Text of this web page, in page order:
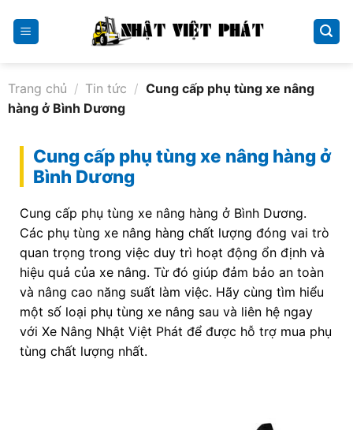
content
Trang chủ / Tin tức / Cung cấp phụ tùng xe nâng
hàng ở Bình Dương
Cung cấp phụ tùng xe nâng hàng ở
Bình Dương
Cung cấp phụ tùng xe nâng hàng ở Bình Dương.
Các phụ tùng xe nâng hàng chất lượng đóng vai trò
quan trọng trong việc duy trì hoạt động ổn định và
hiệu quả của xe nâng. Từ đó giúp đảm bảo an toàn
và nâng cao năng suất làm việc. Hãy cùng tìm hiểu
một số loại phụ tùng xe nâng sau và liên hệ ngay
với Xe Nâng Nhật Việt Phát để được hỗ trợ mua phụ
tùng chất lượng nhất.